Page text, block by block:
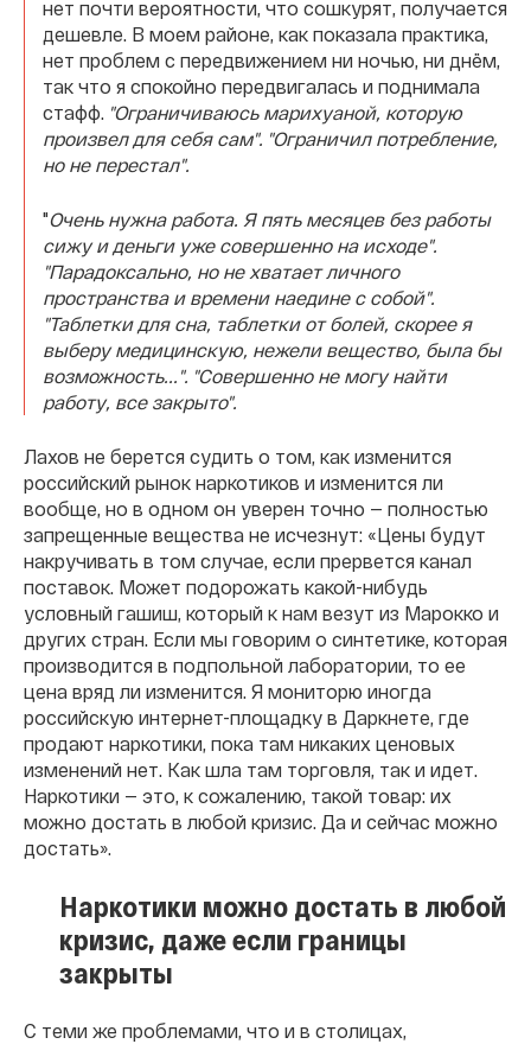
нет почти вероятности, что сошкурят, получается
дешевле. В моем районе, как показала практика,
нет проблем с передвижением ни ночью, ни днём,
так что я спокойно передвигалась и поднимала
стафф. "Ограничиваюсь марихуаной, которую
произвел для себя сам". "Ограничил потребление,
но не перестал".
"Очень нужна работа. Я пять месяцев без работы
сижу и деньги уже совершенно на исходе".
"Парадоксально, но не хватает личного
пространства и времени наедине с собой".
"Таблетки для сна, таблетки от болей, скорее я
выберу медицинскую, нежели вещество, была бы
возможность...". "Совершенно не могу найти
работу, все закрыто".
Лахов не берется судить о том, как изменится
российский рынок наркотиков и изменится ли
вообще, но в одном он уверен точно — полностью
запрещенные вещества не исчезнут: «Цены будут
накручивать в том случае, если прервется канал
поставок. Может подорожать какой-нибудь
условный гашиш, который к нам везут из Марокко и
других стран. Если мы говорим о синтетике, которая
производится в подпольной лаборатории, то ее
цена вряд ли изменится. Я мониторю иногда
российскую интернет-площадку в Даркнете, где
продают наркотики, пока там никаких ценовых
изменений нет. Как шла там торговля, так и идет.
Наркотики — это, к сожалению, такой товар: их
можно достать в любой кризис. Да и сейчас можно
достать».
Наркотики можно достать в любой
кризис, даже если границы
закрыты
С теми же проблемами, что и в столицах,